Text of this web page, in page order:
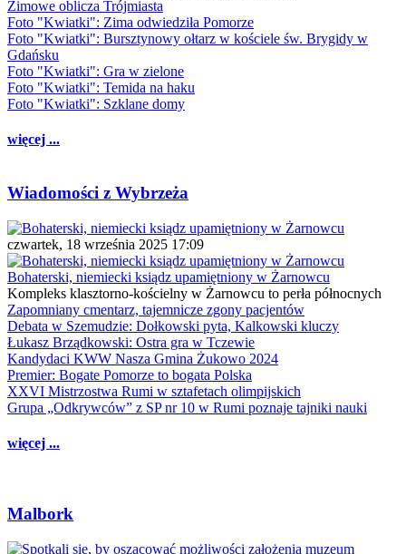
Zimowe oblicza Trójmiasta
Foto "Kwiatki": Zima odwiedziła Pomorze
Foto "Kwiatki": Bursztynowy ołtarz w kościele św. Brygidy w
Gdańsku
Foto "Kwiatki": Gra w zielone
Foto "Kwiatki": Temida na haku
Foto "Kwiatki": Szklane domy
więcej ...
Wiadomości z Wybrzeża
czwartek, 18 września 2025 17:09
Bohaterski, niemiecki ksiądz upamiętniony w Żarnowcu
Kompleks klasztorno-kościelny w Żarnowcu to perła północnych
Zapomniany cmentarz, tajemnicze zgony pacjentów
Debata w Szemudzie: Dołkowski pyta, Kalkowski kluczy
Łukasz Brządkowski: Ostra gra w Tczewie
Kandydaci KWW Nasza Gmina Żukowo 2024
Premier: Bogate Pomorze to bogata Polska
XXVI Mistrzostwa Rumi w sztafetach olimpijskich
Grupa „Odkrywców” z SP nr 10 w Rumi poznaje tajniki nauki
więcej ...
Malbork